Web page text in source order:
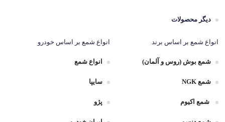
دیگر محصولات
انواع شمع بر اساس برند
شمع بوش (روس و آلمان)
شمع NGK
شمع اکیوم
انواع شمع بر اساس خودرو
انواع شمع
سایپا
پژو